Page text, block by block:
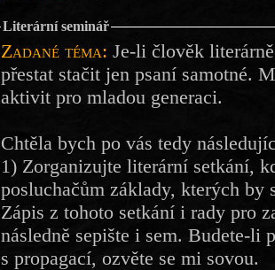
Literární seminář
Zadané téma: Je-li člověk
přestat stačit jen psaní samotné.
aktivit pro mladou generaci.
Chtěla bych po vás tedy
1) Zorganizujte literární setkání,
posluchačům základy, kterých by
Zápis z tohoto setkání i rady pro
následně sepište i sem. Budete-li
s propagací, ozvěte se mi sovou.